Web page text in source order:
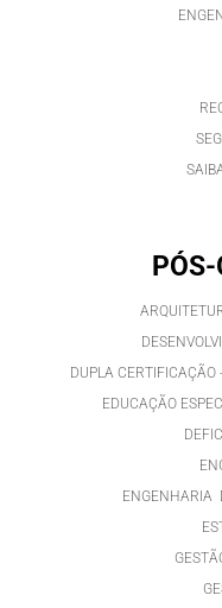
DUPLA CERTIFICAÇÃO
EDUCAÇÃO
ENGENHARIA